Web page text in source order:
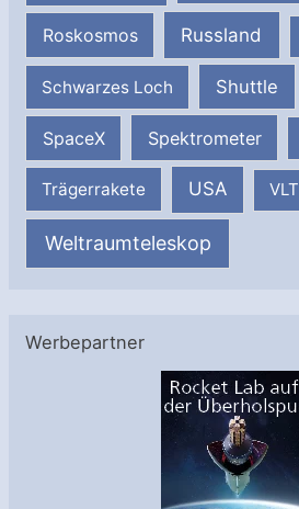
Roskosmos Russland
Schwarzes Loch Shuttle
SpaceX Spektrometer
Trägerrakete USA VLT
Weltraumteleskop
Werbepartner